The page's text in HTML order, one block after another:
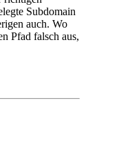
Subdomain
auch. Wo
Pfad falsch aus,